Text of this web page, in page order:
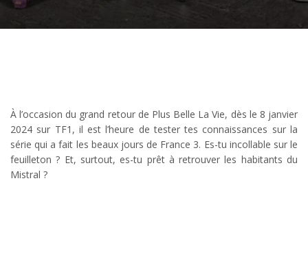
À l’occasion du grand retour de Plus Belle La Vie, dès le 8 janvier
2024 sur TF1, il est l’heure de tester tes connaissances sur la
série qui a fait les beaux jours de France 3. Es-tu incollable sur le
feuilleton ? Et, surtout, es-tu prêt à retrouver les habitants du
Mistral ?